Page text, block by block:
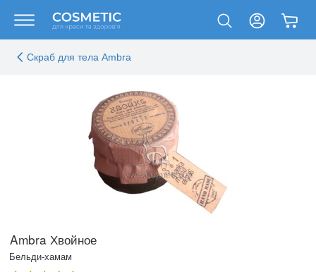
Скраб для тела Ambra
Ambra Хвойное
Бельди-хамам